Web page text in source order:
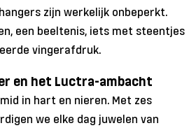
zijn werkelijk onbeperkt.
een beeltenis, iets met steentjes
vingerafdruk.
en het Luctra-ambacht
in hart en nieren. Met zes
we elke dag juwelen van